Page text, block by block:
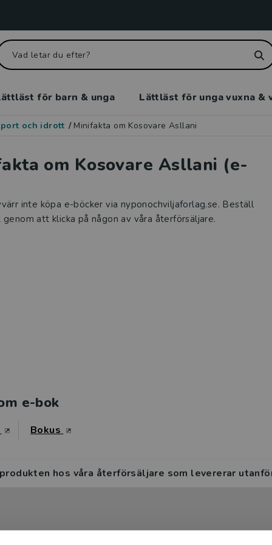
för barn & unga Lättläst för unga vuxna &
och idrott / Minifakta om Kosovare Asllani
om Kosovare Asllani (e-
inte köpa e-böcker via nyponochviljaforlag.se. Beställ
genom att klicka på någon av våra återförsäljare.
e-bok
Bokus
hos våra återförsäljare som levererar